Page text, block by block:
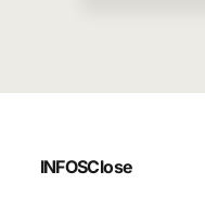
INFOSClose